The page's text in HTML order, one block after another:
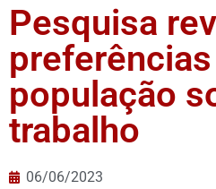
Pesquisa
população
trabalho
06/06/2023